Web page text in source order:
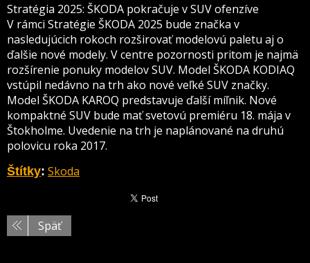
Stratégia 2025: ŠKODA pokračuje v SUV ofenzíve
V rámci Stratégie ŠKODA 2025 bude značka v
nasledujúcich rokoch rozširovať modelovú paletu aj o
ďalšie nové modely. V centre pozornosti pritom je najmä
rozšírenie ponuky modelov SUV. Model ŠKODA KODIAQ
vstúpil nedávno na trh ako nové veľké SUV značky.
Model ŠKODA KAROQ predstavuje ďalší míľnik. Nové
kompaktné SUV bude mať svetovú premiéru 18. mája v
Štokholme. Uvedenie na trh je naplánované na druhú
polovicu roka 2017.
Štítky: Skoda
Späť